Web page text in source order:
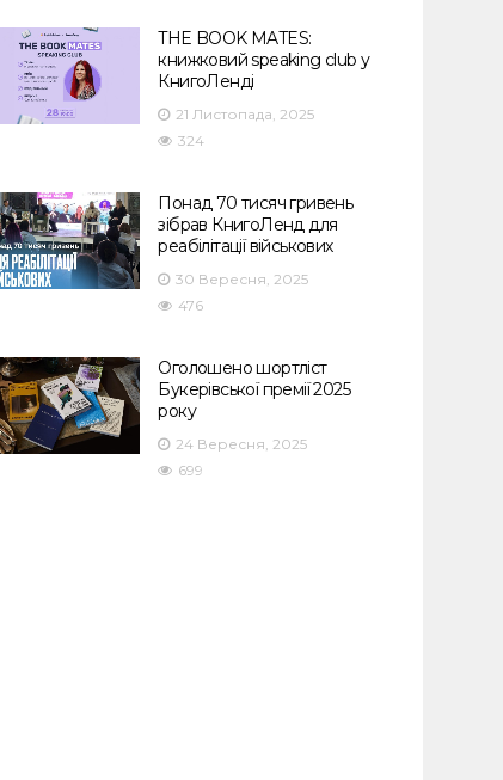
THE BOOK MATES:
книжковий speaking club у
КнигоЛенді
21 Листопада, 2025
324
Понад 70 тисяч гривень
зібрав КнигоЛенд для
реабілітації військових
30 Вересня, 2025
476
Оголошено шортліст
Букерівської премії 2025
року
24 Вересня, 2025
699